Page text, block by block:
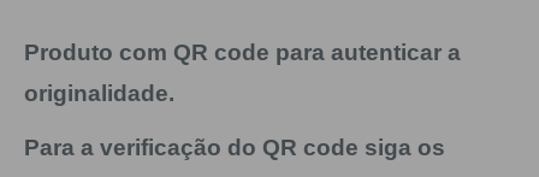
Produto com QR code para autenticar a
originalidade.
Para a verificação do QR code siga os